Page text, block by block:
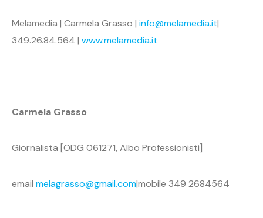
Melamedia | Carmela Grasso | info@melamedia.it|
349.26.84.564 | www.melamedia.it
Carmela Grasso
Giornalista [ODG 061271, Albo Professionisti]
email melagrasso@gmail.com|mobile 349 2684564